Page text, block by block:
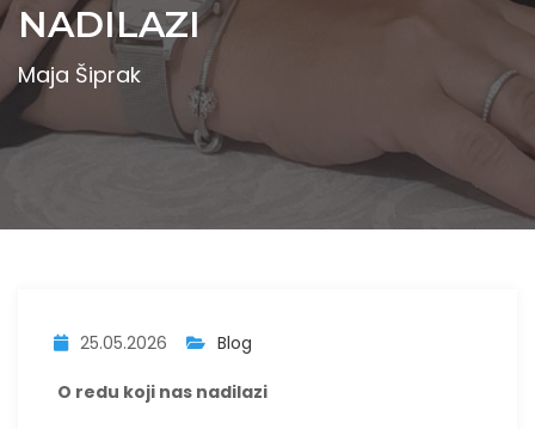
NADILAZI
Maja Šiprak
25.05.2026 Blog
O redu koji nas nadilazi